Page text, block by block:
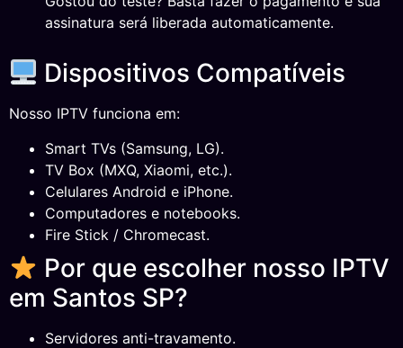
assinatura será liberada automaticamente.
Dispositivos Compatíveis
Nosso IPTV funciona em:
Smart TVs (Samsung, LG).
TV Box (MXQ, Xiaomi, etc.).
Celulares Android e iPhone.
Computadores e notebooks.
Fire Stick / Chromecast.
Por que escolher nosso IPTV
em Santos SP?
Servidores anti-travamento.